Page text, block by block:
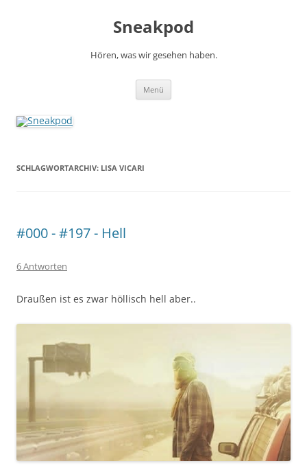
Sneakpod
Hören, was wir gesehen haben.
Menü
SCHLAGWORTARCHIV: LISA VICARI
#000 - #197 - Hell
6 Antworten
Draußen ist es zwar höllisch hell aber..